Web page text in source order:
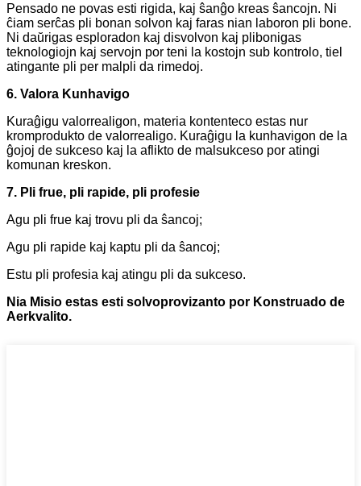
Pensado ne povas esti rigida, kaj ŝanĝo kreas ŝancojn. Ni
ĉiam serĉas pli bonan solvon kaj faras nian laboron pli bone.
Ni daŭrigas esploradon kaj disvolvon kaj plibonigas
teknologiojn kaj servojn por teni la kostojn sub kontrolo, tiel
atingante pli per malpli da rimedoj.
6. Valora Kunhavigo
Kuraĝigu valorrealigon, materia kontenteco estas nur
kromprodukto de valorrealigo. Kuraĝigu la kunhavigon de la
ĝojoj de sukceso kaj la aflikto de malsukceso por atingi
komunan kreskon.
7. Pli frue, pli rapide, pli profesie
Agu pli frue kaj trovu pli da ŝancoj;
Agu pli rapide kaj kaptu pli da ŝancoj;
Estu pli profesia kaj atingu pli da sukceso.
Nia Misio estas esti solvoprovizanto por Konstruado de
Aerkvalito.